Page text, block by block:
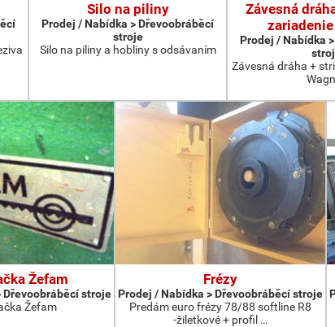
Silo na piliny
Prodej / Nabídka > Dřevoobráběcí
stroje
Silo na piliny a hobliny s odsávaním
Závesná
Prodej / Nabídka
Závesná dráha +
Žefam
Dřevoobráběcí stroje
Žefam
Frézy
Prodej / Nabídka > Dřevoobráběcí stroje
Predám euro frézy 78/88 softline R8
-žiletkové + profil …